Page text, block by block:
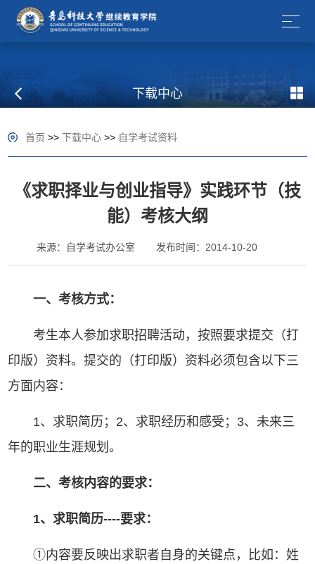
下载中心
首页 >>下载中心 >> 自学考试资料
《求职择业与创业指导》实践环节（技
能）考核大纲
来源：自学考试办公室 发布时间：2014-10-20
一、考核方式：
考生本人参加求职招聘活动，按照要求提交（打
印版）资料。提交的（打印版）资料必须包含以下三
方面内容：
1、求职简历；2、求职经历和感受；3、未来三
年的职业生涯规划。
二、考核内容的要求：
1、求职简历----要求：
①内容要反映出求职者自身的关键点，比如：姓